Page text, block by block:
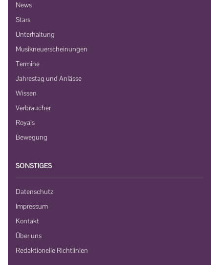
News
Stars
Unterhaltung
Musikneuerscheinungen
Termine
Jahrestag und Anlässe
Wissen
Verbraucher
Royals
Bewegung
SONSTIGES
Datenschutz
Impressum
Kontakt
Über uns
Redaktionelle Richtlinien